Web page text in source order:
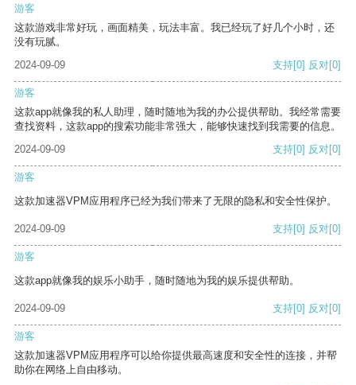
游客
这款游戏非常好玩，画面精美，玩法丰富。我已经玩了好几个小时，还
没有玩腻。
2024-09-09
支持[0] 反对[0]
游客
这款app就像我的私人助理，随时随地为我的办公提供帮助。我经常需要
查找资料，这款app的搜索功能非常强大，能够快速找到我需要的信息。
2024-09-09
支持[0] 反对[0]
游客
这款加速器VPM应用程序已经为我们带来了无限的隐私和安全性保护。
2024-09-09 支持[0] 反对[0]
游客
这款app就像我的娱乐小助手，随时随地为我的娱乐提供帮助。
2024-09-09 支持[0] 反对[0]
游客
这款加速器VPM应用程序可以给你提供最高速度和安全性的连接，并帮
助你在网络上自由移动。